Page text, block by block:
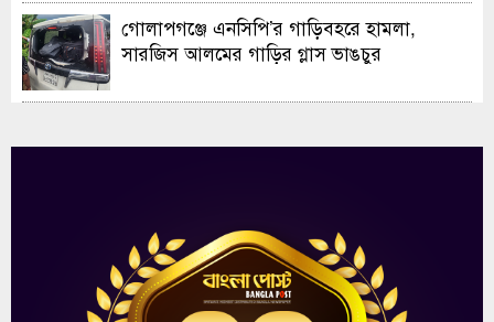
গোলাপগঞ্জে এনসিপি’র গাড়িবহরে হামলা,
সারজিস আলমের গাড়ির গ্লাস ভাঙচুর